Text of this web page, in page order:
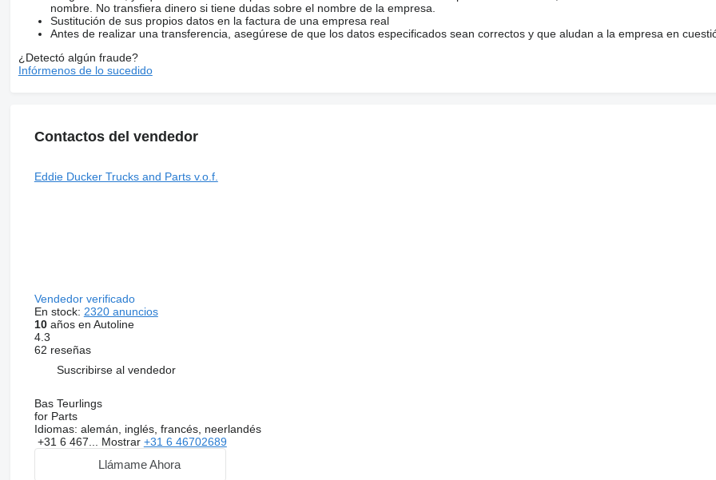
nombre. No transfiera dinero si tiene dudas sobre el nombre de la empresa.
Sustitución de sus propios datos en la factura de una empresa real
Antes de realizar una transferencia, asegúrese de que los datos especificados sean correctos y que aludan a la empresa en
¿Detectó algún fraude?
Infórmenos de lo sucedido
Contactos del vendedor
Eddie Ducker Trucks and Parts v.o.f.
Vendedor verificado
En stock: 2320 anuncios
10años en Autoline
4.3
62 reseñas
Suscribirse al vendedor
Bas Teurlings
for Parts
Idiomas: alemán, inglés, francés, neerlandés
+31 6 467... Mostrar +31 6 46702689
Llámame Ahora